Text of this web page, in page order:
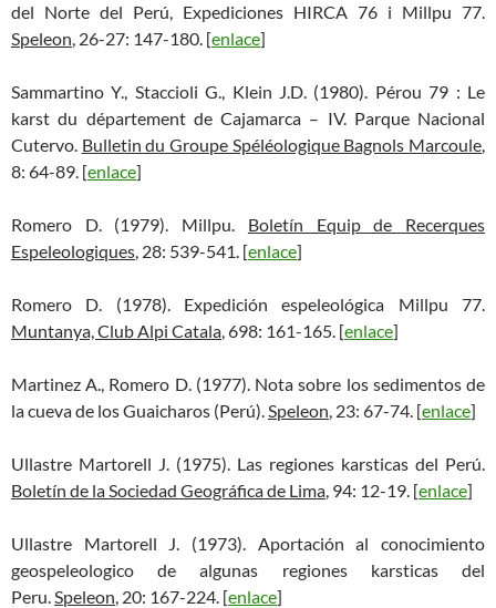
del Norte del Perú, Expediciones HIRCA 76 i Millpu 77.
Speleon, 26-27: 147-180. [enlace]
Sammartino Y., Staccioli G., Klein J.D. (1980). Pérou 79 : Le
karst du département de Cajamarca – IV. Parque Nacional
Cutervo. Bulletin du Groupe Spéléologique Bagnols Marcoule,
8: 64-89. [enlace]
Romero D. (1979). Millpu. Boletín Equip de Recerques
Espeleologiques, 28: 539-541. [enlace]
Romero D. (1978). Expedición espeleológica Millpu 77.
Muntanya, Club Alpi Catala, 698: 161-165. [enlace]
Martinez A., Romero D. (1977). Nota sobre los sedimentos de
la cueva de los Guaicharos (Perú).Speleon, 23: 67-74. [enlace]
Ullastre Martorell J. (1975). Las regiones karsticas del Perú.
Boletín de la Sociedad Geográfica de Lima, 94: 12-19. [enlace]
Ullastre Martorell J. (1973). Aportación al conocimiento
geospeleologico de algunas regiones karsticas del
Peru.Speleon, 20: 167-224. [enlace]